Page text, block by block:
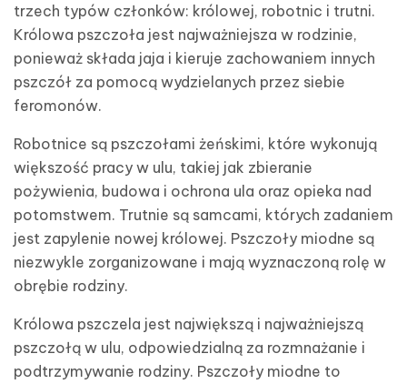
trzech typów członków: królowej, robotnic i trutni.
Królowa pszczoła jest najważniejsza w rodzinie,
ponieważ składa jaja i kieruje zachowaniem innych
pszczół za pomocą wydzielanych przez siebie
feromonów.
Robotnice są pszczołami żeńskimi, które wykonują
większość pracy w ulu, takiej jak zbieranie
pożywienia, budowa i ochrona ula oraz opieka nad
potomstwem. Trutnie są samcami, których zadaniem
jest zapylenie nowej królowej. Pszczoły miodne są
niezwykle zorganizowane i mają wyznaczoną rolę w
obrębie rodziny.
Królowa pszczela jest największą i najważniejszą
pszczołą w ulu, odpowiedzialną za rozmnażanie i
podtrzymywanie rodziny. Pszczoły miodne to